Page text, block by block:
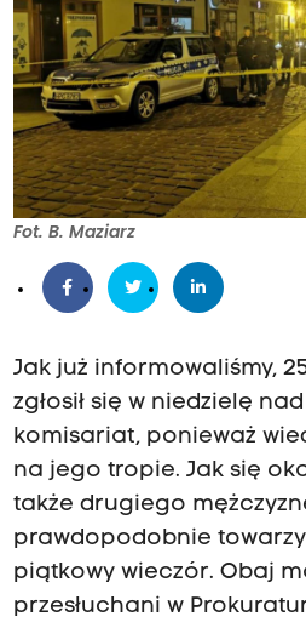
Fot. B. Maziarz
Jak już informowaliśmy,
zgłosił się w niedzielę
komisariat, ponieważ
na jego tropie. Jak się
także drugiego
prawdopodobnie
piątkowy wieczór. Obaj
przesłuchani w